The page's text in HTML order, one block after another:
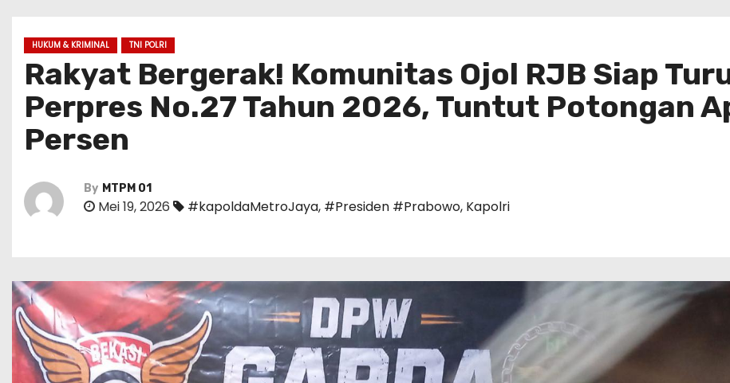
HUKUM & KRIMINAL TNI POLRI
Rakyat Bergerak! Komunitas Ojol RJB Siap
Perpres No.27 Tahun 2026, Tuntut Potongan
Persen
By MTPM 01
Mei 19, 2026 #kapoldaMetroJaya, #Presiden #Prabowo, Kapolri